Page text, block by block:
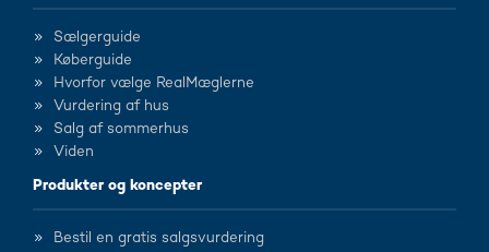
Sælgerguide
Køberguide
Hvorfor vælge RealMæglerne
Vurdering af hus
Salg af sommerhus
Viden
Produkter og koncepter
Bestil en gratis salgsvurdering